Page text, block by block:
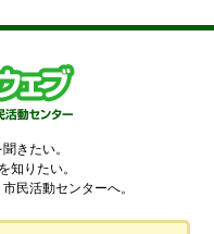
きたい。
知りたい。
民活動センターへ。